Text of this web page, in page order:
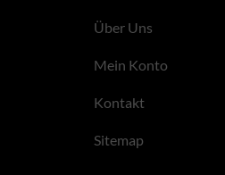
Über Uns
Mein Konto
Kontakt
Sitemap